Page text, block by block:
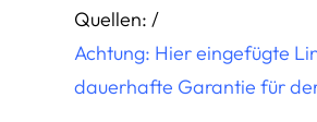
Quellen: /
Achtung: Hier eingefügte
dauerhafte Garantie für